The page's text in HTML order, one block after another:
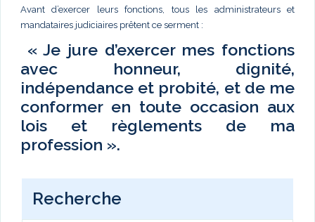
Avant d’exercer leurs fonctions, tous les administrateurs et
mandataires judiciaires prêtent ce serment :
« Je jure d’exercer mes fonctions
avec honneur, dignité,
indépendance et probité, et de me
conformer en toute occasion aux
lois et règlements de ma
profession ».
Recherche